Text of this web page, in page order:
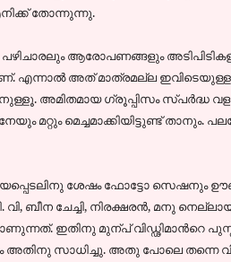
തോന്നുന്നു.
പഴിചാരലും ആരോപണങ്ങളും
എന്നാല്‍ അത് മാത്രമല്ല
അമിതമായ ഗ്രൂപ്പിസം സ്പര്‍ദ്ധ
മറ്റും മെച്ചമാക്കിയിട്ടുണ്ട്
ശേഷം ഫോട്ടോ സെഷനും
വി, ബീന ചേച്ചി, നിരക്ഷരന്‍, മനു
ഇതിനു മുന്പ് വിഡ്ഢിമാന്‍റെ
സാധിച്ചു. അതു പോലെ തന്നെ